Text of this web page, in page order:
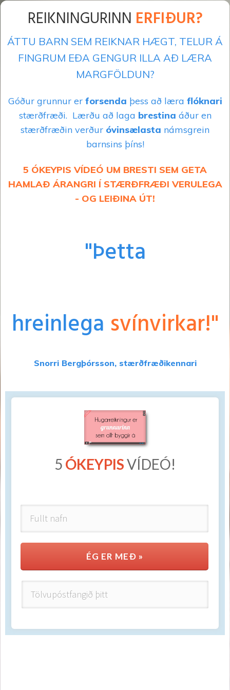
REIKNINGURINN ERFIÐUR?
ÁTTU BARN SEM REIKNAR HÆGT, TELUR Á
FINGRUM EÐA GENGUR ILLA AÐ LÆRA
MARGFÖLDUN?
Góður grunnur er forsenda þess að læra flóknari
stærðfræði. Lærðu að laga brestina áður en
stærðfræðin verður óvinsælasta námsgrein
barnsins þíns!
5 ÓKEYPIS VÍDEÓ UM BRESTI SEM GETA
HAMLAÐ ÁRANGRI Í STÆRÐFRÆÐI VERULEGA
- OG LEIÐINA ÚT!
"Þetta
hreinlega svínvirkar!"
Snorri Bergþórsson, stærðfræðikennari
5 ÓKEYPISVÍDEÓ!
ÉG ER MEÐ »